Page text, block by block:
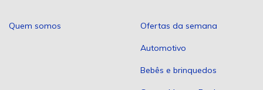
Quem somos Ofertas da semana
Automotivo
Bebês e brinquedos